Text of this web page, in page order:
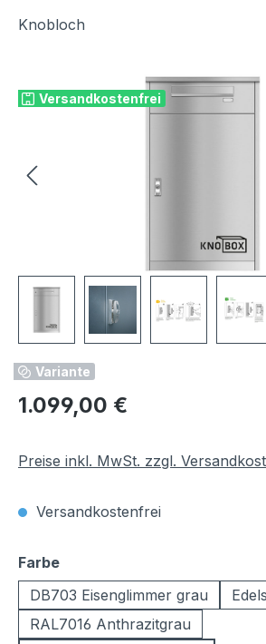
Knobloch
Versandkostenfrei
Variante
Regulärer Preis:
1.099,00 €
Preise inkl. MwSt. zzgl.
Versandkostenfrei
Farbeauswählen
DB703 Eisenglimmer grau
RAL7016 Anthrazitgrau